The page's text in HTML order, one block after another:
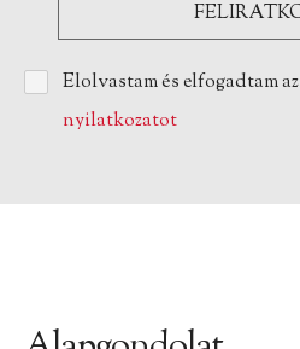
Elolvastam és elfogadtam az
nyilatkozatot